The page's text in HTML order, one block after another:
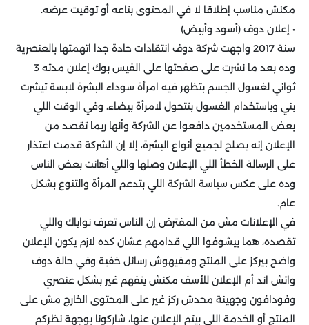
مكنش مناسب إطلاقا لا في المحتوى بتاعه أو توقيت عرضه.
• إعلان دوف (أسود وأبيض)
سنة 2017 واجهت شركة دوف انتقادات حادة جدا اتهمتها بالعنصرية
وده بعد ما نشرت على صفحتها على الفيس بوك إعلان مدته 3
ثواني لغسول الجسم بتظهر فيه امرأة سوداء البشرة لابسة تيشرت
بني وباستخدام الغسول بتتحول لامرأة بيضاء، وفي الوقت اللي
بعض المستخدمين دافعوا عن الشركة وأنها ربما تقصد من
الإعلان إنه يصلح لجميع أنواع البشرة، إلا إن الشركة قدمت اعتذار
على الرسالة الخطأ اللي الإعلان وصلها واللي أهانت بعض الناس
وده على عكس سياسة الشركة اللي بتدعم المرأة والتنوع بشكل
عام.
في الإعلانات مش من المفترض إن الناس تعرف نواياك واللي
تقصده، هما بيشوفوا اللي قدامهم عشان كده لازم يكون الإعلان
واضح بيركز على المنتج ومفيهوش رسائل خفية وفي حالة دوف
واتش اند أم الإعلان للأسف مكنش يتفهم غير بشكل عنصري
وفودافون وجهينة محدش ركز غير على المحتوى الخارج مش على
المنتج أو الخدمة اللي بيتم الإعلان عنها، شاركونا بوجهة نظركم